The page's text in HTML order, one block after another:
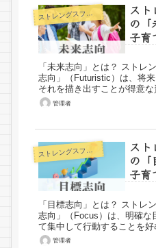
ス
スト
の「
子育
「未来志向」とは？ ストレングスファインダーの「未来
志向」（Futuristic）は、将
管理者
ス トレングスファインダー
スト
の「
子育
「目標志向」とは？ ストレングスファインダーの「目標
志向」（Focus）は、明確な
管理者